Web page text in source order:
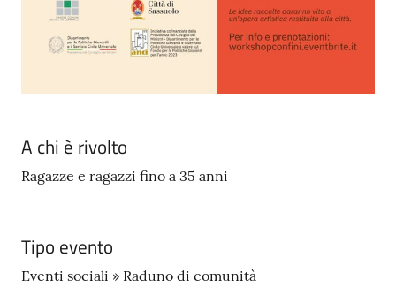
A chi è rivolto
Ragazze e ragazzi fino a 35 anni
Tipo evento
Eventi sociali » Raduno di comunità